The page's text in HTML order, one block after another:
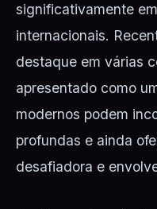
significativamente
internacionais.
destaque em várias
apresentado como
modernos podem
profundas e ainda
desafiadora e